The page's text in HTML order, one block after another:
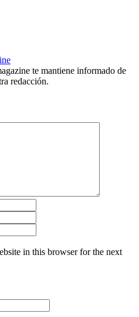
te mantiene informado de
redacción.
in this browser for the next